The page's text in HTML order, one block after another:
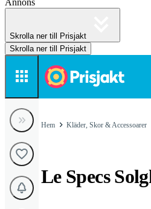
Annons
Skrolla ner till Prisjakt
Skrolla ner till Prisjakt
Hem Kläder, Skor & Accessoarer
Le Specs